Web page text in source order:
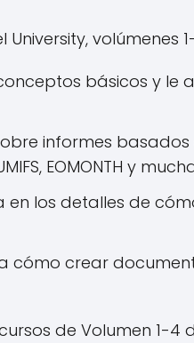
volúmenes
básicos y le
informes basados
EOMONTH y
en los detalles de
cómo crear
de Volumen 1-4